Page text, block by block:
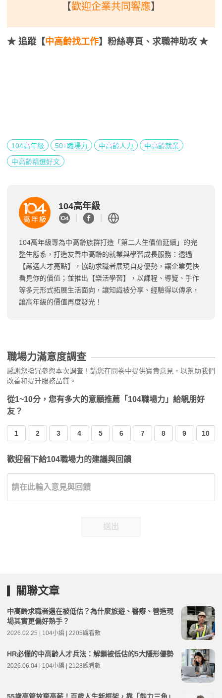
【歡迎企業共同響應】
★ 追蹤【中高齡找工作】粉絲專頁、求職神助攻 ★
104高年級 50+職場力 中高齡人力
中高齡就業
中高齡精選好文
104高年級
104高年級專為中高齡族群打造「第二人生價值延續」的完
整生態系，打造友善中高齡的就業與學習成長服務：透過
【嚴選人才亮點】，協助求職者展現自身優勢，讓企業更快
看見你的價值；並推出【樂活學習】，以課程、導覽、手作
等多元形式拓展生活面向，讓知識被分享、經驗得以傳承，
讓高年級的價值再度發光！
職場力滿意度調查
感謝您撥冗參與本次調查！請您在問卷中提供寶貴意見，以幫助我們
改善和提升服務品質。
從1~10分，您有多大的意願推薦「104職場力」給親朋好
友？
1 2 3 4 5 6 7 8 9 10
歡迎留下給104職場力的建議與回饋
送出
關聯文章
中高齡求職者還在被低估？為什麼旅遊、醫療、營造現
場其實更偏好熟手？
2026.02.25 | 104小編 | 2205觀看數
HR必懂的中高齡人才兵法：解鎖被低估的5大隱形優勢
2026.06.04 | 104小編 | 2128觀看數
55歲高管放棄高薪！百歲人生新框架，靠「能力三角」